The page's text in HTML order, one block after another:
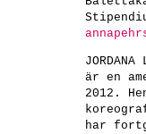
JORDANA
är en
2012.
har